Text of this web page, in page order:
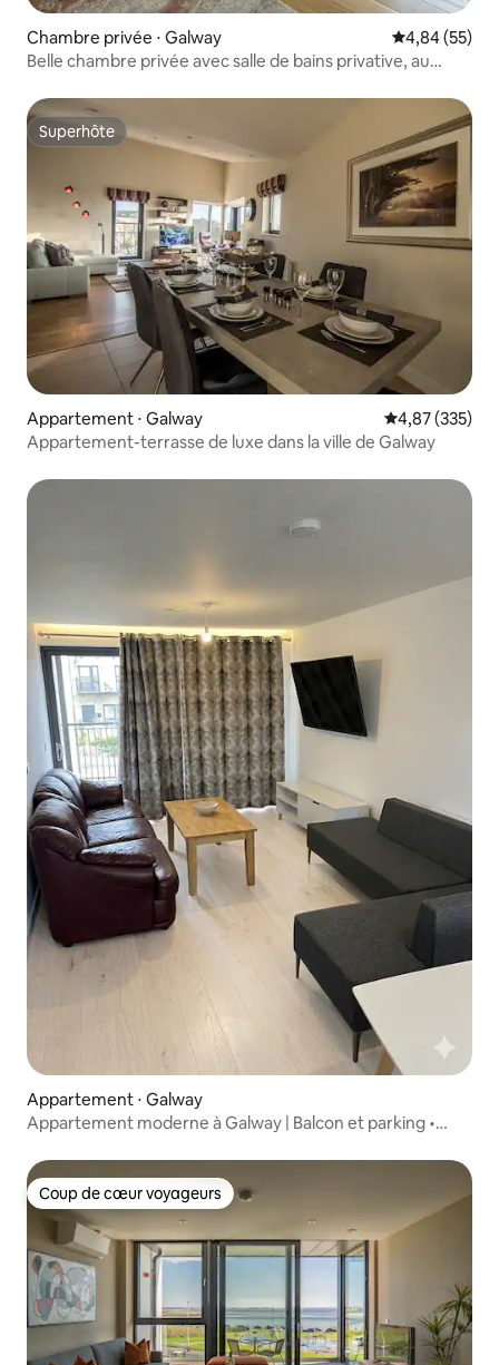
Chambre privée ⋅ Galway Évaluation
4,84 (55)
Belle chambre privée avec salle de bains privative, au
Superhôte
Superhôte
Appartement ⋅ Galway Évaluation
4,87 (335)
Appartement-terrasse de luxe dans la ville de Galway
Appartement ⋅ Galway
Appartement moderne à Galway | Balcon et parking •
Coup de cœur voyageurs
Coup de cœur voyageurs